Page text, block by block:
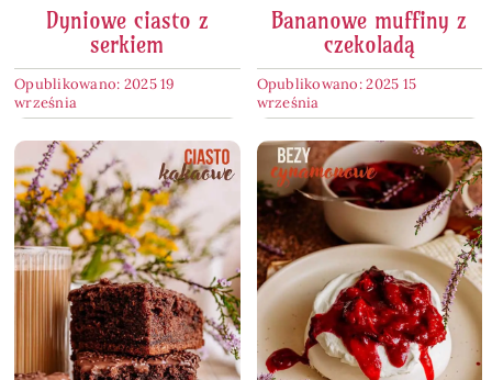
Dyniowe ciasto z
serkiem
Opublikowano: 2025 19
września
Bananowe muffiny z
czekoladą
Opublikowano: 2025 15
września